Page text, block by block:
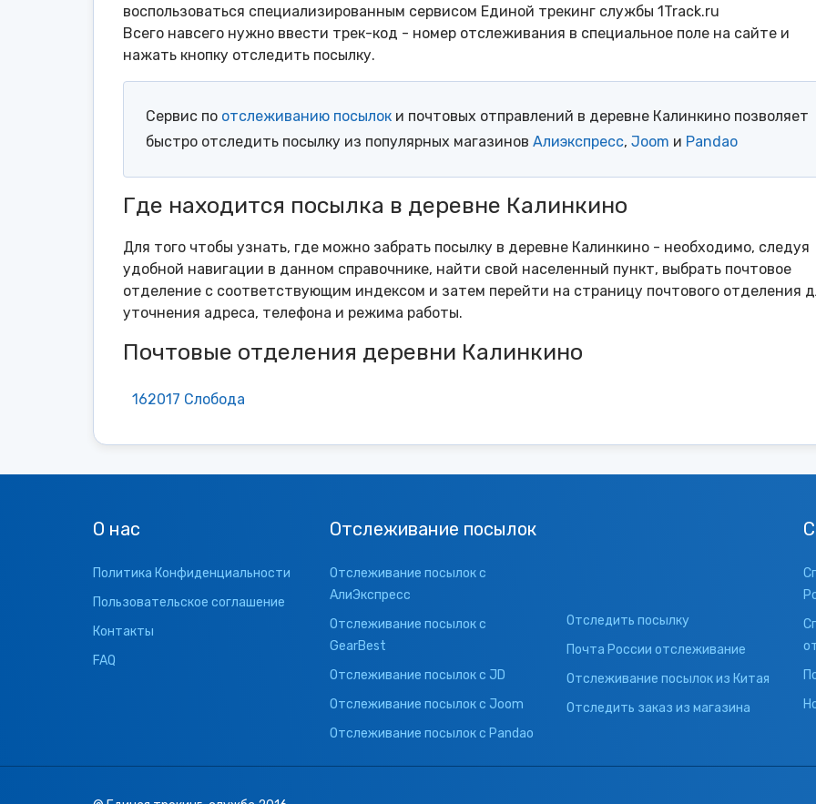
воспользоваться специализированным сервисом Единой трекинг службы 1Track.ru
Всего навсего нужно ввести трек-код - номер отслеживания в специальное поле на сайте и
нажать кнопку отследить посылку.
Сервис по отслеживанию посылок и почтовых отправлений в деревне Калинкино позволяет
быстро отследить посылку из популярных магазинов Алиэкспресс, Joom и Pandao
Где находится посылка в деревне Калинкино
Для того чтобы узнать, где можно забрать посылку в деревне Калинкино - необходимо, следуя
удобной навигации в данном справочнике, найти свой населенный пункт, выбрать почтовое
отделение с соответствующим индексом и затем перейти на страницу почтового отделения
уточнения адреса, телефона и режима работы.
Почтовые отделения деревни Калинкино
162017 Слобода
О нас
Политика Конфиденциальности
Пользовательское соглашение
Контакты
FAQ
Отслеживание посылок
Отслеживание посылок с
АлиЭкспресс
Отслеживание посылок с
GearBest
Отслеживание посылок с JD
Отслеживание посылок с Joom
Отслеживание посылок с Pandao
Отследить посылку
Почта России отслеживание
Отслеживание посылок из Китая
Отследить заказ из магазина